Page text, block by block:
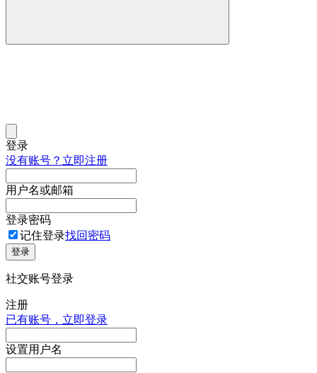
登录
没有账号？立即注册
用户名或邮箱
登录密码
记住登录找回密码
登录
社交账号登录
注册
已有账号，立即登录
设置用户名